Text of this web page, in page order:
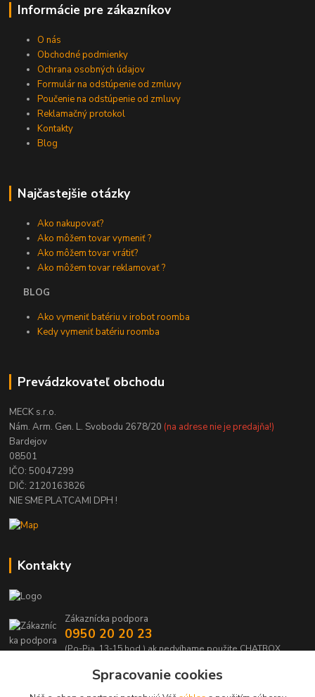
Informácie pre zákazníkov
O nás
Obchodné podmienky
Ochrana osobných údajov
Formulár na odstúpenie od zmluvy
Poučenie na odstúpenie od zmluvy
Reklamačný protokol
Kontakty
Blog
Najčastejšie otázky
Ako nakupovať?
Ako môžem tovar vymeniť ?
Ako môžem tovar vrátiť?
Ako môžem tovar reklamovať ?
BLOG
Ako vymeniť batériu v irobot roomba
Kedy vymeniť batériu roomba
Prevádzkovateľ obchodu
MECK s.r.o.
Nám. Arm. Gen. L. Svobodu 2678/20 (na adrese nie je predajňa!)
Bardejov
08501
IČO: 50047299
DIČ: 2120163826
NIE SME PLATCAMI DPH !
Kontakty
Zákaznícka podpora
0950 20 20 23
(Po-Pia, 13-15 hod.) ak nedvíhame použite CHATBOX
info@kabelmanie.skSpracovanie cookies